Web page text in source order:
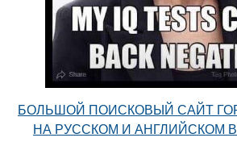
БОЛЬШОЙ ПОИСКОВЫЙ САЙТ
НА РУССКОМ И АНГЛИЙСКОМ